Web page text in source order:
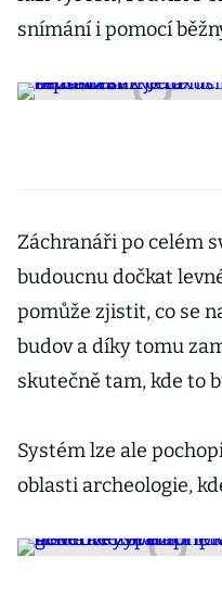
snímání i pomocí
Záchranáři po celém
budoucnu dočkat
pomůže zjistit, co se
budov a díky tomu
skutečně tam, kde to
Systém lze ale
oblasti archeologie,